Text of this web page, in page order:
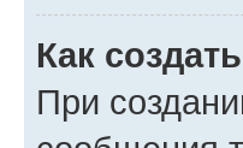
Как
При